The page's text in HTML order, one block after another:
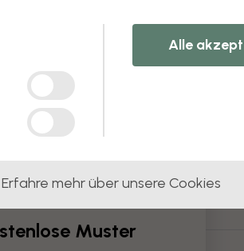
Fragen
Leinwand?
Muster
Alle
Erfahre mehr über unsere Cookies